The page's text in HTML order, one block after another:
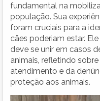
fundamental na
população. Sua
foram cruciais para a
cães poderiam estar.
deve se unir em casos
animais, refletindo
atendimento e da
proteção aos animais.